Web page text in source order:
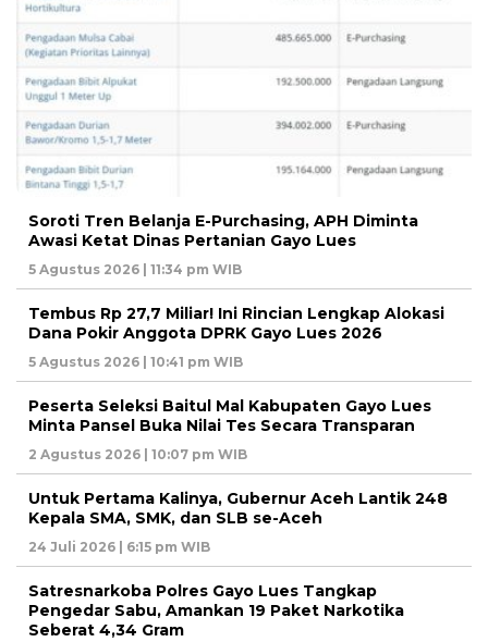
Soroti Tren Belanja E-Purchasing, APH Diminta
Awasi Ketat Dinas Pertanian Gayo Lues
5 Agustus 2026 | 11:34 pm WIB
Tembus Rp 27,7 Miliar! Ini Rincian Lengkap Alokasi
Dana Pokir Anggota DPRK Gayo Lues 2026
5 Agustus 2026 | 10:41 pm WIB
Peserta Seleksi Baitul Mal Kabupaten Gayo Lues
Minta Pansel Buka Nilai Tes Secara Transparan
2 Agustus 2026 | 10:07 pm WIB
Untuk Pertama Kalinya, Gubernur Aceh Lantik 248
Kepala SMA, SMK, dan SLB se-Aceh
24 Juli 2026 | 6:15 pm WIB
Satresnarkoba Polres Gayo Lues Tangkap
Pengedar Sabu, Amankan 19 Paket Narkotika
Seberat 4,34 Gram